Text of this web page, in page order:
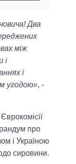
Два
між
і
і
угодою», -
про
і Україною
сировини.